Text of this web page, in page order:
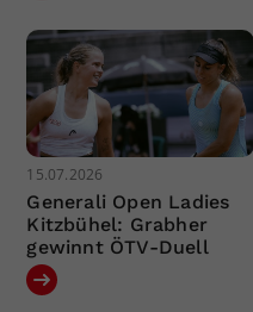
15.07.2026
Generali Open Ladies
Kitzbühel: Grabher
gewinnt ÖTV-Duell